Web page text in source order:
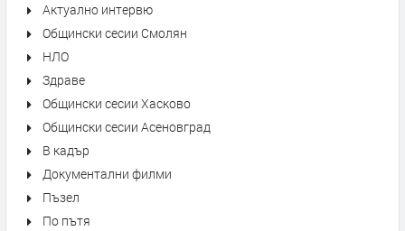
Актуално интервю
Общински сесии Смолян
НЛО
Здраве
Общински сесии Хасково
Общински сесии Асеновград
В кадър
Документални филми
Пъзел
По пътя